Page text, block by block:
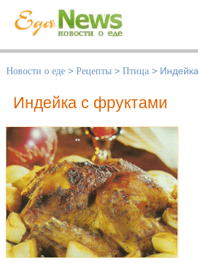
Новости о еде > Рецепты > Птица >
Индейка с фруктами